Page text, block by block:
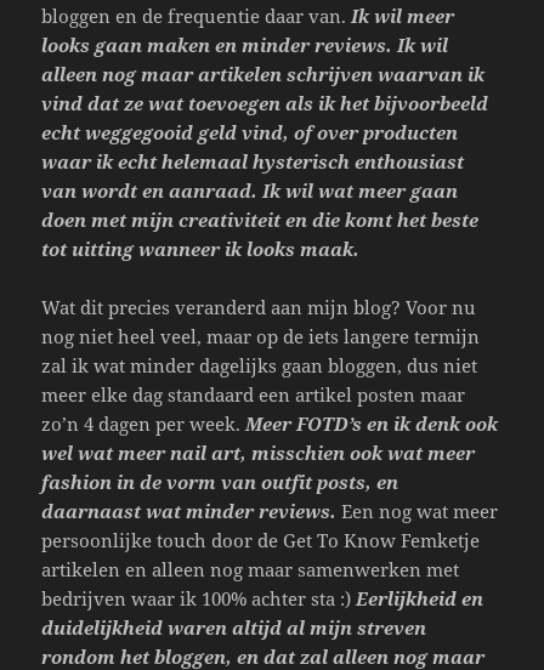
bloggen en de frequentie daar van. Ik wil meer
looks gaan maken en minder reviews. Ik wil
alleen nog maar artikelen schrijven waarvan ik
vind dat ze wat toevoegen als ik het bijvoorbeeld
echt weggegooid geld vind, of over producten
waar ik echt helemaal hysterisch enthousiast
van wordt en aanraad. Ik wil wat meer gaan
doen met mijn creativiteit en die komt het beste
tot uitting wanneer ik looks maak.
Wat dit precies veranderd aan mijn blog? Voor nu
nog niet heel veel, maar op de iets langere termijn
zal ik wat minder dagelijks gaan bloggen, dus niet
meer elke dag standaard een artikel posten maar
zo’n 4 dagen per week. Meer FOTD’s en ik denk ook
wel wat meer nail art, misschien ook wat meer
fashion in de vorm van outfit posts, en
daarnaast wat minder reviews. Een nog wat meer
persoonlijke touch door de Get To Know Femketje
artikelen en alleen nog maar samenwerken met
bedrijven waar ik 100% achter sta :) Eerlijkheid en
duidelijkheid waren altijd al mijn streven
rondom het bloggen, en dat zal alleen nog maar